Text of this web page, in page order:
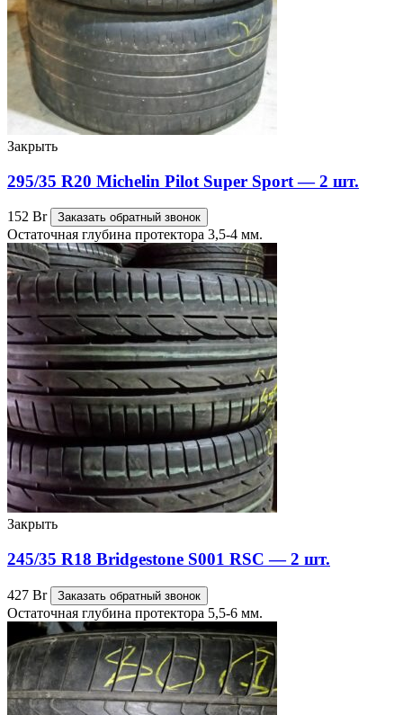
Закрыть
295/35 R20 Michelin Pilot Super Sport — 2 шт.
152 Br Заказать обратный звонок
Остаточная глубина протектора 3,5-4 мм.
Закрыть
245/35 R18 Bridgestone S001 RSC — 2 шт.
427 Br Заказать обратный звонок
Остаточная глубина протектора 5,5-6 мм.